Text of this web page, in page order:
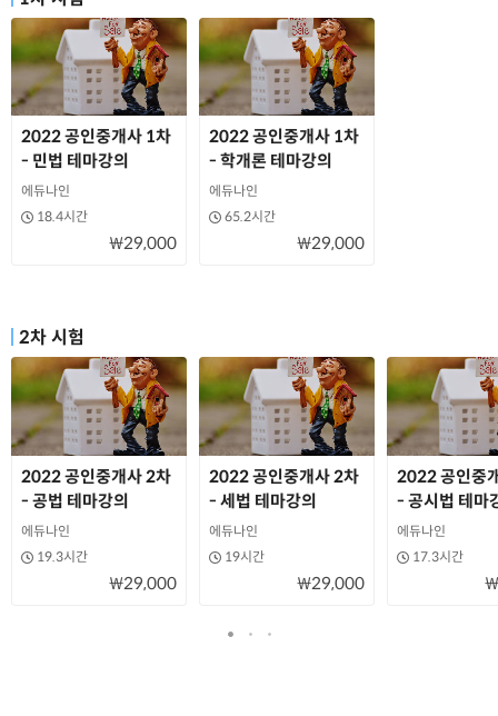
2022 공인중개사 1차
- 민법 테마강의
에듀나인
18.4시간
₩29,000
2022 공인중개사 1차
- 학개론 테마강의
에듀나인
65.2시간
₩29,000
2차 시험
2022 공인중개사 2차
- 공법 테마강의
에듀나인
19.3시간
₩29,000
2022 공인중개사 2차
- 세법 테마강의
에듀나인
19시간
₩29,000
2022 공인중
- 공시법 테마
에듀나인
17.3시간